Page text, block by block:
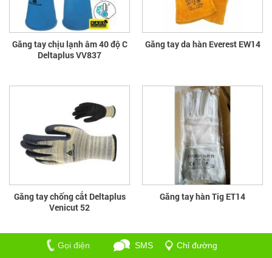
Găng tay chịu lạnh âm 40 độ C
Deltaplus VV837
Găng tay da hàn Everest EW14
Găng tay chống cắt Deltaplus
Venicut 52
Găng tay hàn Tig ET14
Gọi điện SMS Chỉ đường